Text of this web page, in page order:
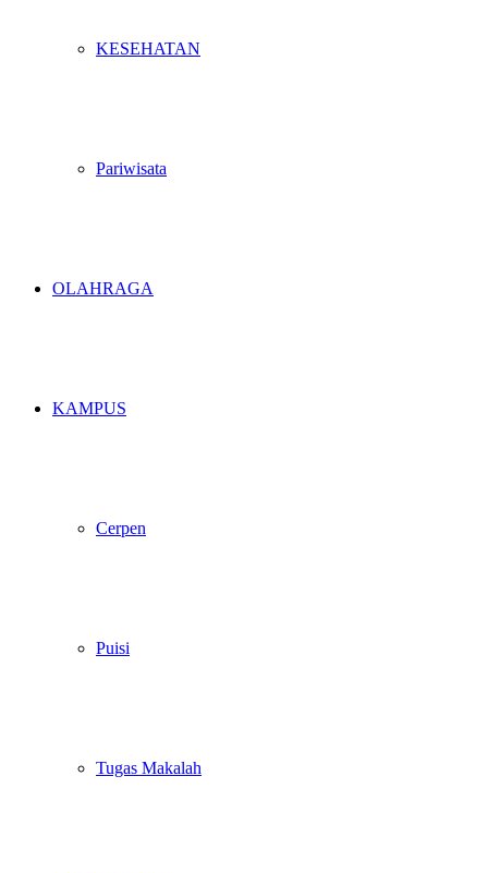
KESEHATAN
Pariwisata
OLAHRAGA
KAMPUS
Cerpen
Puisi
Tugas Makalah